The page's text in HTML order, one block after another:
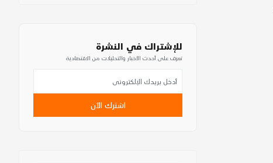
للإشتراك في النشرة
تعرف على أحدث الأخبار والتحليلات من الاقتصادية
اشترك الآن